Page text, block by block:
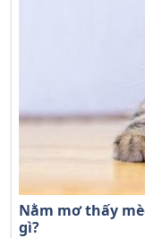
Nằm mơ thấy
gì?